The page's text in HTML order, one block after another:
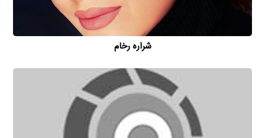
شراره رخام